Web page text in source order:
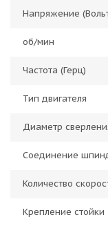
Напряжение
об/мин
Частота (Герц)
Тип двигателя
Диаметр
Соединение
Количество
Крепление стойки